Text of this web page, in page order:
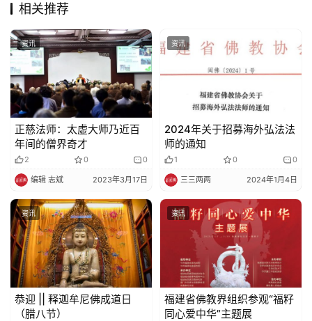
相关推荐
资讯
正慈法师：太虚大师乃近百
年间的僧界奇才
2 0 0
编辑 志斌 2023年3月17日
资讯
2024年关于招募海外弘法法
师的通知
1 0 0
三三两两 2024年1月4日
资讯
恭迎 || 释迦牟尼佛成道日
（腊八节）
资讯
福建省佛教界组织参观“福籽
同心爱中华”主题展